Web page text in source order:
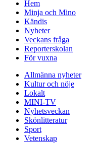
Hem
Minja och Mino
Kändis
Nyheter
Veckans fråga
Reporterskolan
För vuxna
Allmänna nyheter
Kultur och nöje
Lokalt
MINI-TV
Nyhetsveckan
Skönlitteratur
Sport
Vetenskap